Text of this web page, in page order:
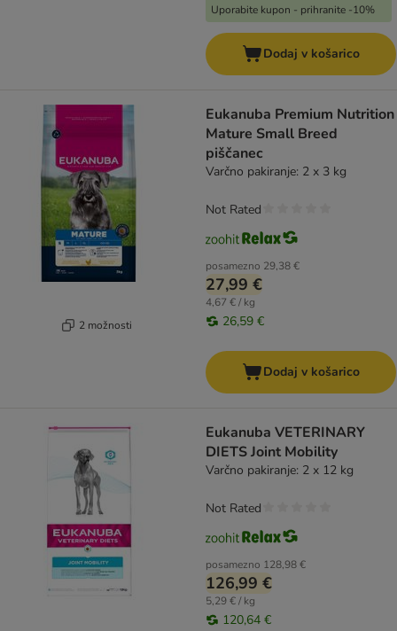
Uporabite kupon - prihranite -10%
Dodaj v košarico
2 možnosti
Eukanuba Premium Nutrition
Mature Small Breed
piščanec
Varčno pakiranje: 2 x 3 kg
posamezno 29,38 €
27,99 €
4,67 € / kg
26,59 €
Not Rated
Dodaj v košarico
Eukanuba VETERINARY
DIETS Joint Mobility
Varčno pakiranje: 2 x 12 kg
posamezno 128,98 €
126,99 €
5,29 € / kg
120,64 €
Not Rated